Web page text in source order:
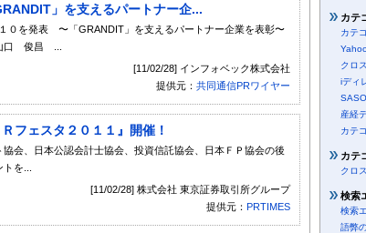
」を支えるパートナー企...
０を発表 〜「GRANDIT」を支えるパートナー企業を表彰〜
口 俊昌 ...
[11/02/28] インフォベック株式会社
提供元： 共同通信PRワイヤー
フェスタ２０１１』開催！
会、日本公認会計士協会、投資信託協会、日本ＦＰ協会の後
を...
[11/02/28] 株式会社 東京証券取引所グループ
提供元： PRTIMES
カテ
カテ
クロ
iディ
産経
カテ
カテ
クロ
検索
検索
語弊